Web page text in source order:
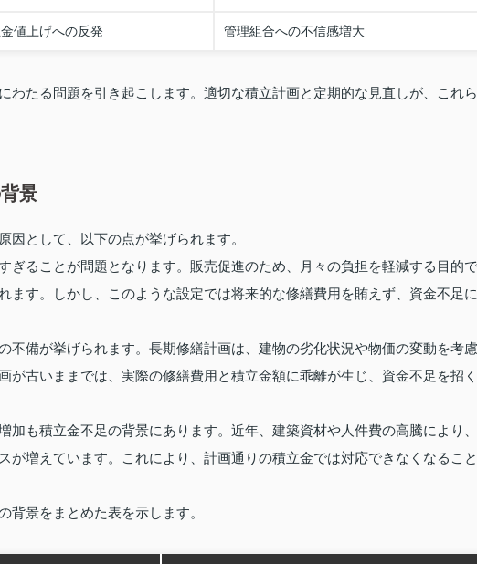
値上げへの反発 管理組合への不信感増大
わたる問題を引き起こします。適切な積立計画と定期的な見直しが、これら
景
因として、以下の点が挙げられます。
ぎることが問題となります。販売促進のため、月々の負担を軽減する目的で
ます。しかし、このような設定では将来的な修繕費用を賄えず、資金不足に
不備が挙げられます。長期修繕計画は、建物の劣化状況や物価の変動を考慮
が古いままでは、実際の修繕費用と積立金額に乖離が生じ、資金不足を招く
加も積立金不足の背景にあります。近年、建築資材や人件費の高騰により、
が増えています。これにより、計画通りの積立金では対応できなくなること
背景をまとめた表を示します。